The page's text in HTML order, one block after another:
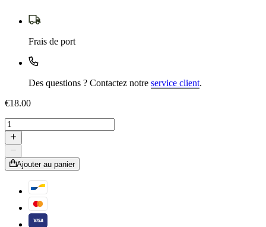
Frais de port
Des questions ? Contactez notre service client.
€18.00
Ajouter au panier